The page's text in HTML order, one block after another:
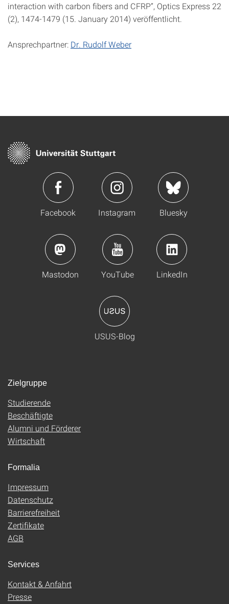
interaction with carbon fibers and CFRP”, Optics Express 22
(2), 1474-1479 (15. January 2014) veröffentlicht.
Ansprechpartner: Dr. Rudolf Weber
Facebook Instagram Bluesky
Mastodon YouTube LinkedIn
USUS-Blog
Zielgruppe
Studierende
Beschäftigte
Alumni und Förderer
Wirtschaft
Formalia
Impressum
Datenschutz
Barrierefreiheit
Zertifikate
AGB
Services
Kontakt & Anfahrt
Presse